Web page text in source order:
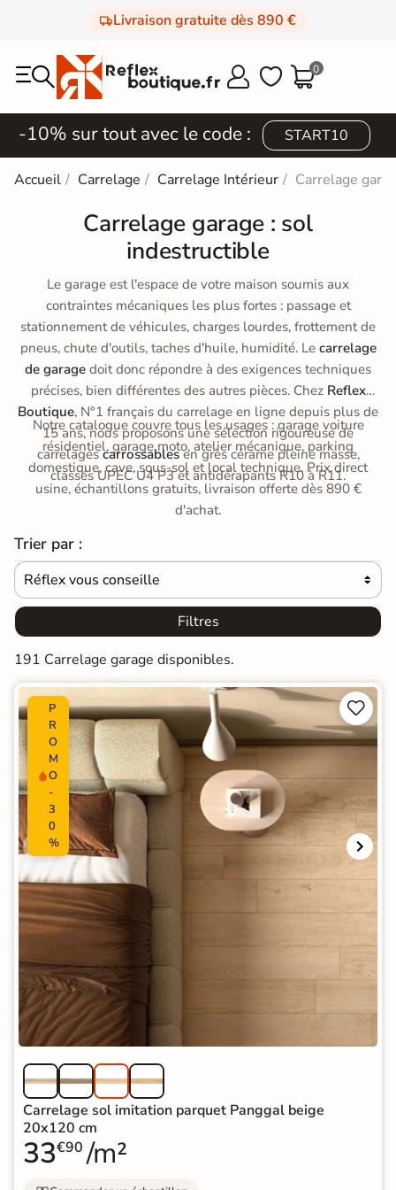
Livraison gratuite dès 890 €
  0
-10% sur tout avec le code : START10
Accueil Carrelage Carrelage Intérieur Carrelage
Carrelage garage : sol
indestructible
Le garage est l'espace de votre maison soumis aux
contraintes mécaniques les plus fortes : passage et
stationnement de véhicules, charges lourdes, frottement de
pneus, chute d'outils, taches d'huile, humidité. Le carrelage
de garage doit donc répondre à des exigences techniques
précises, bien différentes des autres pièces. Chez Reflex
Boutique, N°1 français du carrelage en ligne depuis plus de
15 ans, nous proposons une sélection rigoureuse de
carrelagescarrossablesen grès cérame pleine masse,
classés UPEC U4 P3 et antidérapants R10 à R11.
Notre catalogue couvre tous les usages : garage voiture
résidentiel, garage moto, atelier mécanique, parking
domestique, cave, sous-sol et local technique. Prix direct
usine, échantillons gratuits, livraison offerte dès 890 €
d'achat.
Trier par :
Réflex vous conseille 
Filtres
191 Carrelage garage disponibles.
P
R
O
M
O
-
3
0
%


Carrelage sol imitation parquet Panggal beige
20x120 cm
33€90 /m²